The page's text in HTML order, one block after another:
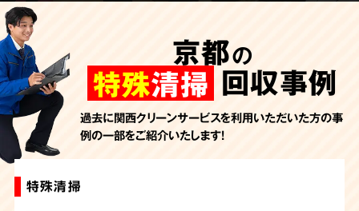
2026年7月27日放送
AbemaTV
2026年7月24日放送
朝日新聞
2026年7月10日放送
季刊「宗教問題」
2026年7月10日放送
東洋経済オンライン
2026年7月7日放送
FRIDAYデジタル
京都の
特殊清掃 回収事例
過去に関西クリーンサービスを利用いただいた方の事
例の一部をご紹介いたします！
特殊清掃
特殊清掃+ゴミ屋敷片付け
特殊清掃
特殊清掃
特殊清掃